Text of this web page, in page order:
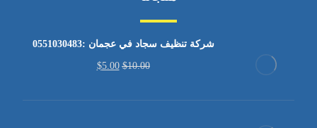
شركة تنظيف سجاد في عجمان :0551030483
$10.00
$5.00